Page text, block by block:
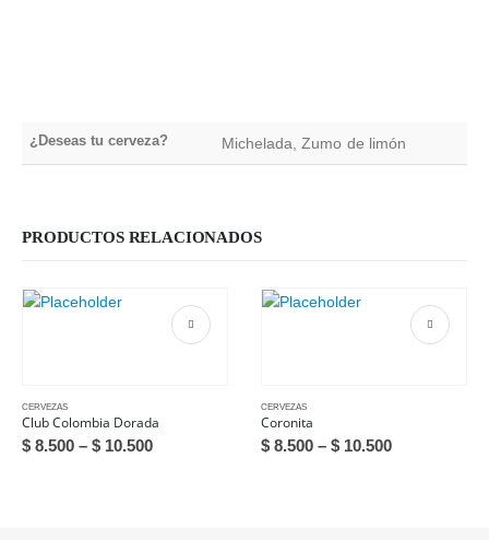
¿Deseas tu cerveza? Michelada, Zumo de limón
PRODUCTOS RELACIONADOS
CERVEZAS
Club Colombia Dorada
$ 8.500 – $ 10.500Price
CERVEZAS
Coronita
$ 8.500 – $ 10.500Price